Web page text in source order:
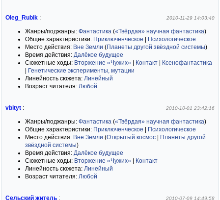
Oleg_Rubik : 2010-11-29 14:03:40
Жанры/поджанры: Фантастика («Твёрдая» научная фантастика)
Общие характеристики: Приключенческое
Психологическое
Место действия: Вне Земли (Планеты другой звёздной системы)
Время действия: Далёкое будущее
Сюжетные ходы: Вторжение «Чужих» Контакт
Ксенофантастика
Генетические эксперименты, мутации
Линейность сюжета: Линейный
Возраст читателя: Любой
vbltyt : 2010-10-01 23:42:16
Жанры/поджанры: Фантастика («Твёрдая» научная фантастика)
Общие характеристики: Приключенческое
Психологическое
Место действия: Вне Земли (Открытый космос
Планеты другой
звёздной системы)
Время действия: Далёкое будущее
Сюжетные ходы: Вторжение «Чужих»
Контакт
Линейность сюжета: Линейный
Возраст читателя: Любой
Сельский житель : 2010-07-09 14:49:58